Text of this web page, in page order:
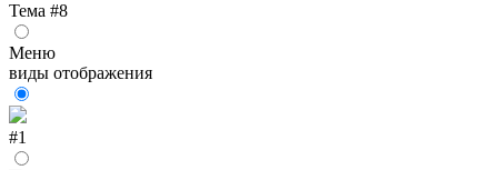
Тема #8
Меню
виды отображения
#1